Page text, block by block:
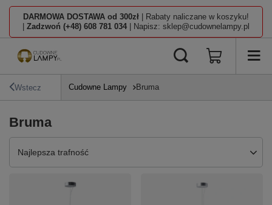
DARMOWA DOSTAWA od 300zł | Rabaty naliczane w koszyku!
Zadzwoń (+48) 608 781 034 | Napisz: sklep@cudownelampy.pl
Wstecz Cudowne Lampy Bruma
Bruma
Zmień sortowanie
Najlepsza trafność